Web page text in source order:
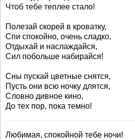
Чтоб тебе теплее стало!
Полезай скорей в кроватку,
Спи спокойно, очень сладко,
Отдыхай и наслаждайся,
Сил побольше набирайся!
Сны пускай цветные снятся,
Пусть они всю ночку длятся,
Словно дивное кино,
До тех пор, пока темно!
Любимая, спокойной тебе ночи!